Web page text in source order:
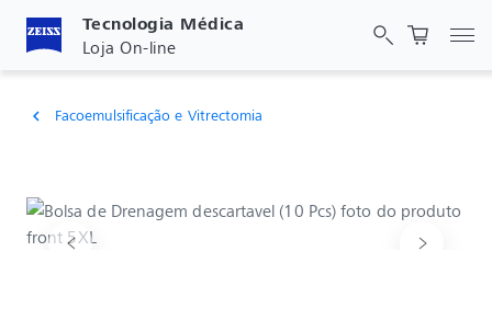
Tecnologia Médica
Loja On-line
chevron_left Facoemulsificação e Vitrectomia